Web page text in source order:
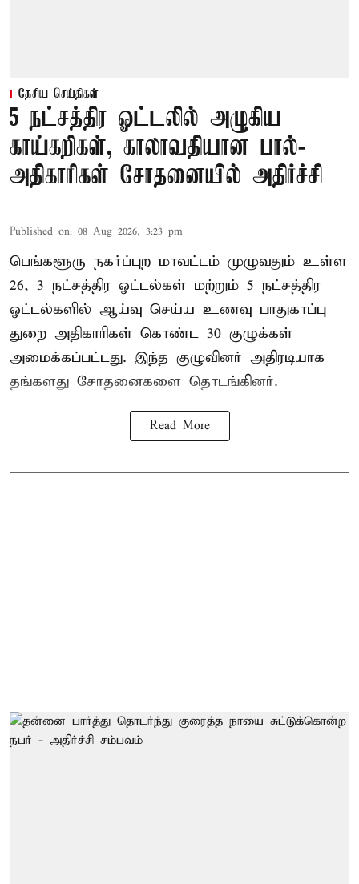
தேசிய செய்திகள்
5 நட்சத்திர ஓட்டலில் அழுகிய
காய்கறிகள், காலாவதியான பால்-
அதிகாரிகள் சோதனையில் அதிர்ச்சி
Published on: 08 Aug 2026, 3:23 pm
பெங்களூரு நகர்ப்புற மாவட்டம் முழுவதும் உள்ள
26, 3 நட்சத்திர ஓட்டல்கள் மற்றும் 5 நட்சத்திர
ஓட்டல்களில் ஆய்வு செய்ய உணவு பாதுகாப்பு
துறை அதிகாரிகள் கொண்ட 30 குழுக்கள்
அமைக்கப்பட்டது. இந்த குழுவினர் அதிரடியாக
தங்களது சோதனைகளை தொடங்கினர்.
Read More